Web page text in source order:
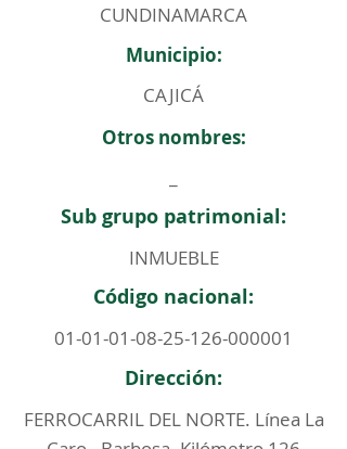
CUNDINAMARCA
Municipio:
CAJICÁ
Otros nombres:
Sub grupo patrimonial:
INMUEBLE
Código nacional:
01-01-01-08-25-126-000001
Dirección:
FERROCARRIL DEL NORTE. Línea La